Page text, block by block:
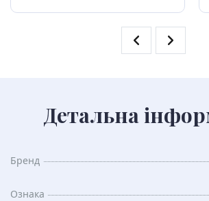
Детальна
Бренд
Ознака